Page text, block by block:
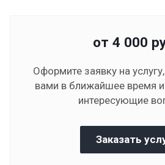
от 4 000
Оформите заявку на
вами в ближайшее время
интересующие
Заказать